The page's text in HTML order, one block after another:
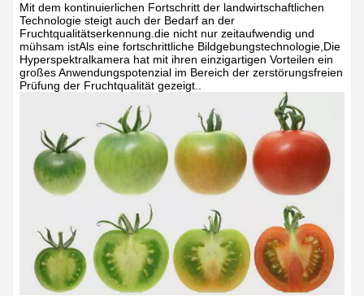
Mit dem kontinuierlichen Fortschritt der landwirtschaftlichen
Technologie steigt auch der Bedarf an der
Fruchtqualitätserkennung.die nicht nur zeitaufwendig und
mühsam istAls eine fortschrittliche Bildgebungstechnologie,Die
Hyperspektralkamera hat mit ihren einzigartigen Vorteilen ein
großes Anwendungspotenzial im Bereich der zerstörungsfreien
Prüfung der Fruchtqualität gezeigt..